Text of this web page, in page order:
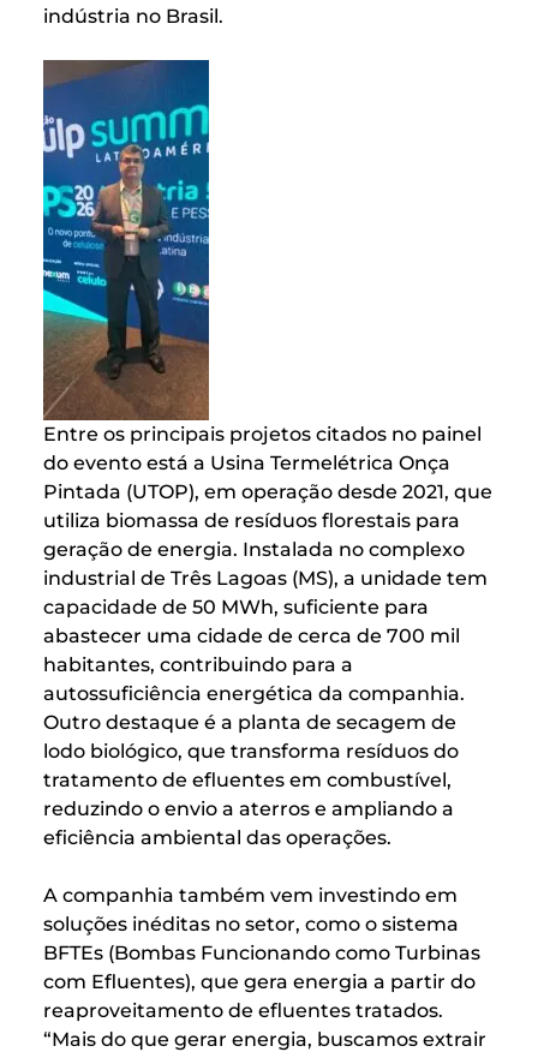
indústria no Brasil.
Entre os principais projetos citados no painel
do evento está a Usina Termelétrica Onça
Pintada (UTOP), em operação desde 2021, que
utiliza biomassa de resíduos florestais para
geração de energia. Instalada no complexo
industrial de Três Lagoas (MS), a unidade tem
capacidade de 50 MWh, suficiente para
abastecer uma cidade de cerca de 700 mil
habitantes, contribuindo para a
autossuficiência energética da companhia.
Outro destaque é a planta de secagem de
lodo biológico, que transforma resíduos do
tratamento de efluentes em combustível,
reduzindo o envio a aterros e ampliando a
eficiência ambiental das operações.
A companhia também vem investindo em
soluções inéditas no setor, como o sistema
BFTEs (Bombas Funcionando como Turbinas
com Efluentes), que gera energia a partir do
reaproveitamento de efluentes tratados.
“Mais do que gerar energia, buscamos extrair